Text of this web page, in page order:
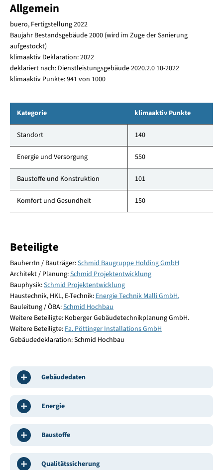
Allgemein
buero, Fertigstellung 2022
Baujahr Bestandsgebäude 2000 (wird im Zuge der Sanierung
aufgestockt)
klimaaktiv Deklaration: 2022
deklariert nach: Dienstleistungsgebäude 2020.2.0 10-2022
klimaaktiv Punkte: 941 von 1000
Kategorie klimaaktiv Punkte
Standort 140
Energie und Versorgung 550
Baustoffe und Konstruktion 101
Komfort und Gesundheit 150
Beteiligte
BauherrIn / Bauträger:Schmid Baugruppe Holding GmbH
Architekt / Planung:Schmid Projektentwicklung
Bauphysik:Schmid Projektentwicklung
Haustechnik, HKL, E-Technik:Energie Technik Malli GmbH.
Bauleitung / ÖBA:Schmid Hochbau
Weitere Beteiligte: Koberger Gebäudetechnikplanung GmbH.
Weitere Beteiligte:Fa. Pöttinger Installations GmbH
Gebäudedeklaration: Schmid Hochbau
Gebäudedaten
Energie
Baustoffe
Qualitätssicherung